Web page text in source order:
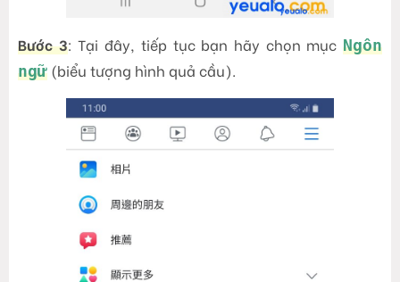
Bước 3: Tại đây, tiếp tục bạn hãy chọn mụcNgôn
ngữ (biểu tượng hình quả cầu).